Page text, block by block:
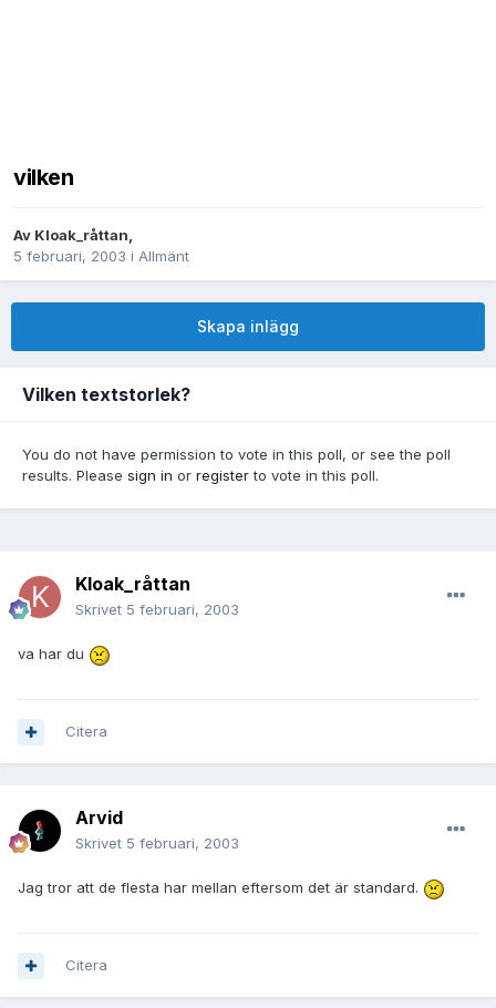
vilken
Av Kloak_råttan,
5 februari, 2003 i Allmänt
Skapa inlägg
Vilken textstorlek?
You do not have permission to vote in this poll, or see the poll
results. Please sign in or registerto vote in this poll.
Kloak_råttan
Skrivet 5 februari, 2003
va har du
Citera
Arvid
Skrivet 5 februari, 2003
Jag tror att de flesta har mellan eftersom det är standard.
Citera